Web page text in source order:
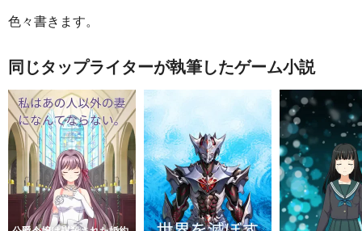
色々書きます。
同じタップライターが執筆したゲーム小説